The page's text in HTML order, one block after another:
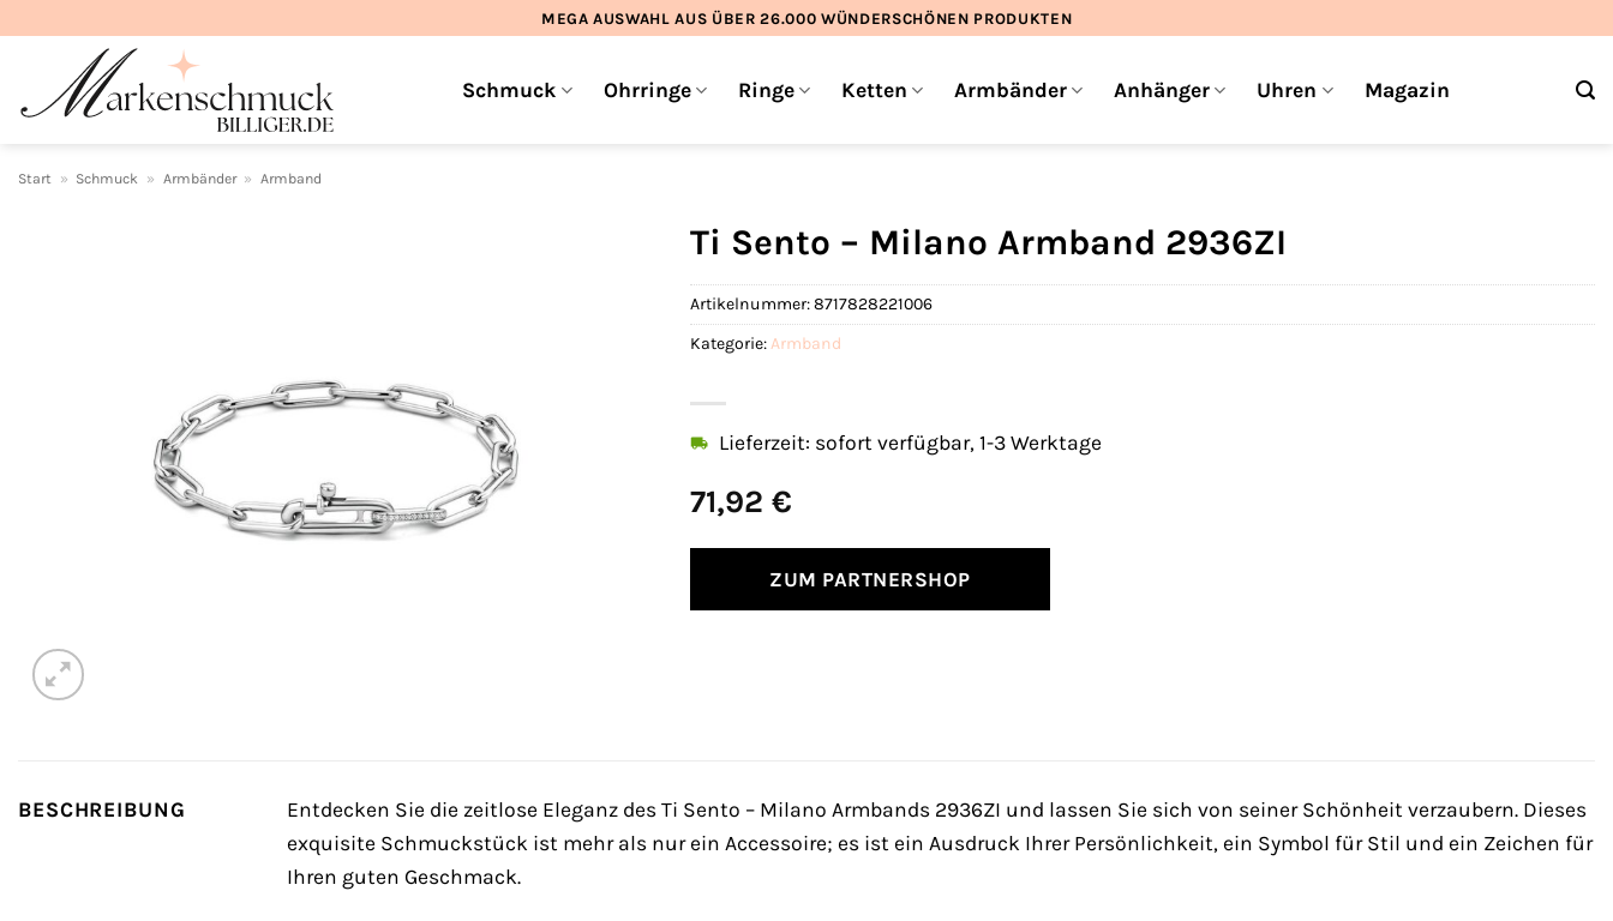
springen
MEGA AUSWAHL AUS ÜBER 26.000 WÜNDERSCHÖNEN PRODUKTEN
Schmuck Ohrringe Ringe Ketten Armbänder Anhänger Uhren Magazin
Start » Schmuck » Armbänder » Armband
Ti Sento – Milano Armband 2936ZI
71,92 €
Lieferzeit: sofort verfügbar, 1-3 Werktage
ZUM PARTNERSHOP
Artikelnummer:8717828221006
Kategorie:Armband
BESCHREIBUNG
Entdecken Sie die zeitlose Eleganz des Ti Sento – Milano Armbands 2936ZI und lassen Sie sich von seiner Schönheit verzaubern. Dieses
exquisite Schmuckstück ist mehr als nur ein Accessoire; es ist ein Ausdruck Ihrer Persönlichkeit, ein Symbol für Stil und ein Zeichen für
Ihren guten Geschmack.